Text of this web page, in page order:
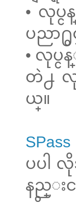
• လုပ္
ပညာ
• လုပ္
တဲ႕ လု
ယ္။
SPass
ပပါ
နည္းင